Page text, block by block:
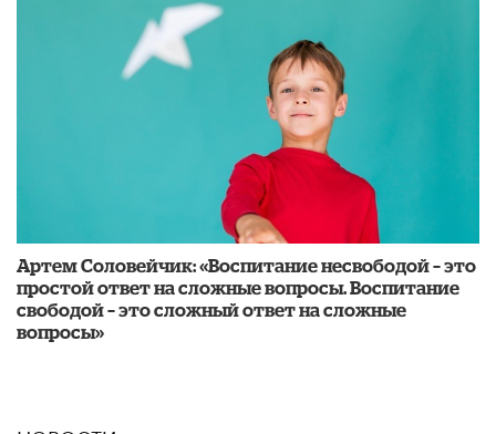
​Артем Соловейчик: «Воспитание несвободой – это
простой ответ на сложные вопросы. Воспитание
свободой – это сложный ответ на сложные
вопросы»